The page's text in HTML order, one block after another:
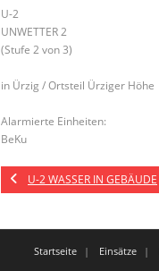
U-2
UNWETTER 2
(Stufe 2 von 3)
in Ürzig / Ortsteil Ürziger Höhe
Alarmierte Einheiten:
BeKu
U-2 WASSER IN GEBÄUDE
Startseite Einsätze